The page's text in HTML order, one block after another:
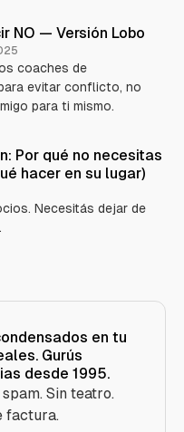
NO — Versión Lobo
coaches de
evitar conflicto, no
para ti mismo.
Por qué no necesitas
hacer en su lugar)
Necesitás dejar de
en tu
Gurús
desde 1995.
Sin teatro.
factura.